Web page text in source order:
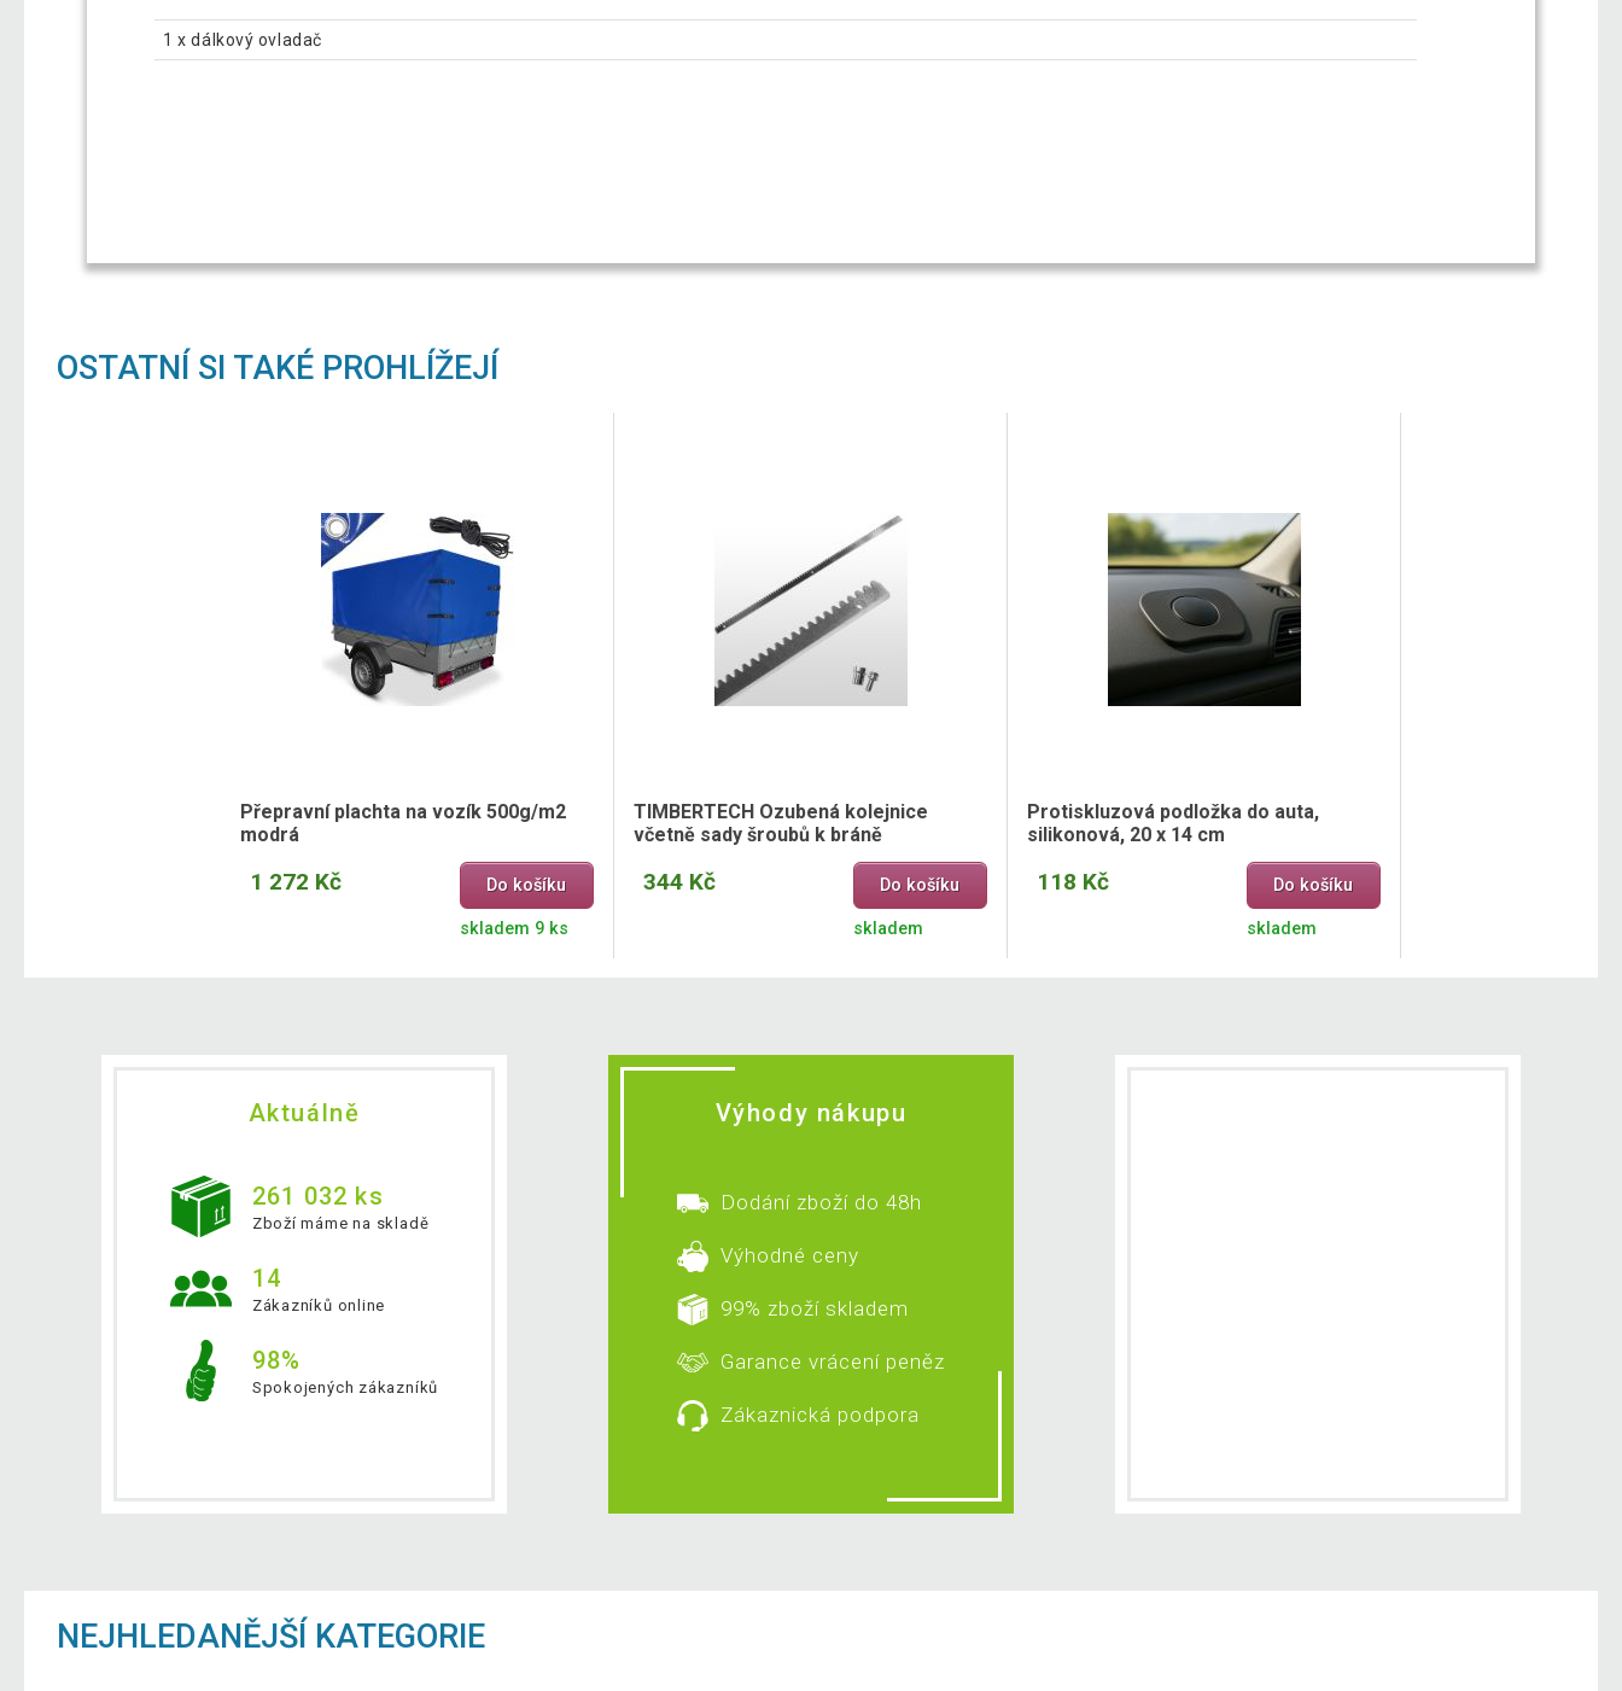
1 x dálkový ovladač
OSTATNÍ SI TAKÉ PROHLÍŽEJÍ
Přepravní plachta na vozík 500g/m2
modrá
1 272 Kč Do košíku
skladem 9 ks
TIMBERTECH Ozubená kolejnice
včetně sady šroubů k bráně
344 Kč Do košíku
skladem
Protiskluzová podložka do auta,
silikonová, 20 x 14 cm
118 Kč Do košíku
skladem
Aktuálně
261 032 ks
Zboží máme na skladě
14
Zákazníků online
98%
Spokojených zákazníků
Výhody nákupu
Dodání zboží do 48h
Výhodné ceny
99% zboží skladem
Garance vrácení peněz
Zákaznická podpora
NEJHLEDANĚJŠÍ KATEGORIE